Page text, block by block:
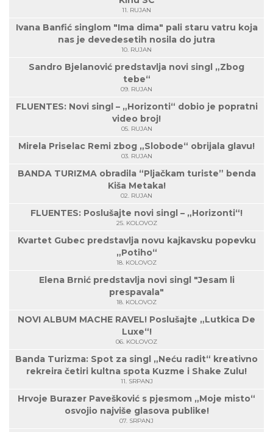
11. RUJAN
Ivana Banfić singlom "Ima dima" pali staru vatru koja
nas je devedesetih nosila do jutra
10. RUJAN
Sandro Bjelanović predstavlja novi singl „Zbog
tebe“
09. RUJAN
FLUENTES: Novi singl – „Horizonti“ dobio je popratni
video broj!
05. RUJAN
Mirela Priselac Remi zbog „Slobode“ obrijala glavu!
03. RUJAN
BANDA TURIZMA obradila “Pljačkam turiste” benda
Kiša Metaka!
02. RUJAN
FLUENTES: Poslušajte novi singl – „Horizonti“!
25. KOLOVOZ
Kvartet Gubec predstavlja novu kajkavsku popevku
„Potiho“
18. KOLOVOZ
Elena Brnić predstavlja novi singl "Jesam li
prespavala"
18. KOLOVOZ
NOVI ALBUM MACHE RAVEL! Poslušajte „Lutkica De
Luxe“!
06. KOLOVOZ
Banda Turizma: Spot za singl „Neću radit“ kreativno
rekreira četiri kultna spota Kuzme i Shake Zulu!
11. SRPANJ
Hrvoje Burazer Pavešković s pjesmom „Moje misto“
osvojio najviše glasova publike!
07. SRPANJ